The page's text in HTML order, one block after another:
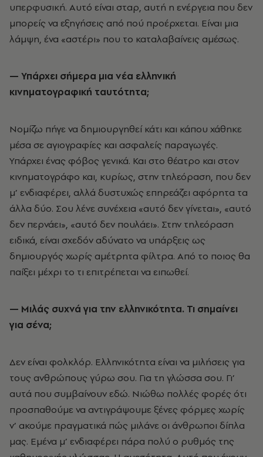
υπερφυσική. Αυτό είναι σταρ, αυτή η ενέργεια που δεν
μπορείς να εξηγήσεις από πού προέρχεται. Είναι μια
λάμψη, ένα «αστέρι» που το καταλαβαίνεις αμέσως.
— Υπάρχει σήμερα μια νέα ελληνική
κινηματογραφική ταυτότητα;
Νομίζω πήγε να δημιουργηθεί κάτι και κάπου χάθηκε
μέσα σε αγιογραφίες και ασφαλείς παραγωγές.
Υπάρχει ένας φόβος γενικά. Και στο θέατρο και στον
κινηματογράφο και, κυρίως, στην τηλεόραση, που δεν
μ’ ενδιαφέρει, αλλά δυστυχώς επηρεάζει αφόρητα τα
άλλα δύο. Σου λένε συνέχεια «αυτό δεν γίνεται», «αυτό
δεν περνάει», «αυτό δεν πουλάει». Στην τηλεόραση
ειδικά, είναι σχεδόν αδύνατο να υπάρξεις ως
δημιουργός χωρίς αμέτρητα φίλτρα. Από το ποιος θα
παίξει μέχρι το τι επιτρέπεται να ειπωθεί.
— Μιλάς συχνά για την ελληνικότητα. Τι σημαίνει
για σένα;
Δεν είναι φολκλόρ. Ελληνικότητα είναι να μιλήσεις για
τους ανθρώπους γύρω σου. Για τη γλώσσα σου. Γι’
αυτά που συμβαίνουν εδώ. Νιώθω πολλές φορές ότι
προσπαθούμε να αντιγράψουμε ξένες φόρμες χωρίς
ν’ ακούμε πραγματικά πώς μιλάνε οι άνθρωποι δίπλα
μας. Εμένα μ’ ενδιαφέρει πάρα πολύ ο ρυθμός της